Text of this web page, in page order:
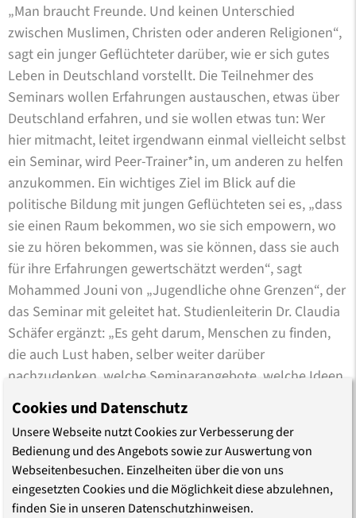
„Man braucht Freunde. Und keinen Unterschied
zwischen Muslimen, Christen oder anderen Religionen“,
sagt ein junger Geflüchteter darüber, wie er sich gutes
Leben in Deutschland vorstellt. Die Teilnehmer des
Seminars wollen Erfahrungen austauschen, etwas über
Deutschland erfahren, und sie wollen etwas tun: Wer
hier mitmacht, leitet irgendwann einmal vielleicht selbst
ein Seminar, wird Peer-Trainer*in, um anderen zu helfen
anzukommen. Ein wichtiges Ziel im Blick auf die
politische Bildung mit jungen Geflüchteten sei es, „dass
sie einen Raum bekommen, wo sie sich empowern, wo
sie zu hören bekommen, was sie können, dass sie auch
für ihre Erfahrungen gewertschätzt werden“, sagt
Mohammed Jouni von „Jugendliche ohne Grenzen“, der
das Seminar mit geleitet hat. Studienleiterin Dr. Claudia
Schäfer ergänzt: „Es geht darum, Menschen zu finden,
die auch Lust haben, selber weiter darüber
nachzudenken, welche Seminarangebote, welche Ideen,
welche Aktivitäten für andere Geflüchtete hier in
Deutschland interessant sein könnten.“
In diesem ersten Schritt sei es ihr in allererster Linie
darum gegangen, zuzuhören und zu verstehen, was
junge Menschen mit Fluchterfahrung bewegt und
Cookies und Datenschutz
Unsere Webseite nutzt Cookies zur Verbesserung der
Bedienung und des Angebots sowie zur Auswertung von
Webseitenbesuchen. Einzelheiten über die von uns
eingesetzten Cookies und die Möglichkeit diese abzulehnen,
finden Sie in unseren Datenschutzhinweisen.